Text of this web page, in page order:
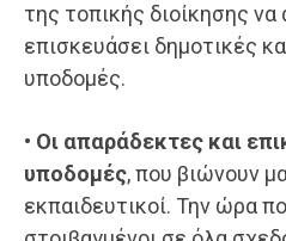
της τοπικής διοίκησης να
επισκευάσει δημοτικές
υποδομές.
• Οι απαράδεκτες και
υποδομές, που βιώνουν
εκπαιδευτικοί. Την ώρα